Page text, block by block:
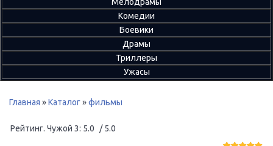
Комедии
Боевики
Драмы
Триллеры
Ужасы
Главная »Каталог»фильмы
Рейтинг. Чужой 3: 5.0 / 5.0